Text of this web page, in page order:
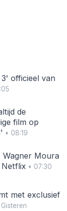
officieel van
de
film op
• 08:19
Moura
Netflix• 07:30
met exclusief
Gisteren